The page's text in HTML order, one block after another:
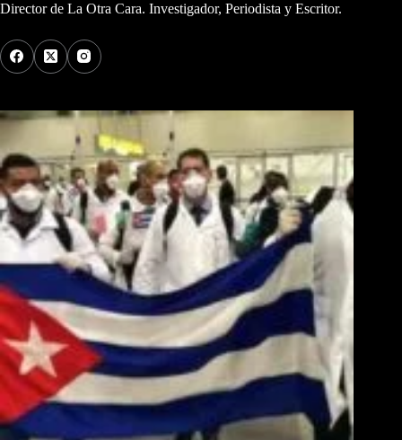
Director de La Otra Cara. Investigador, Periodista y Escritor.